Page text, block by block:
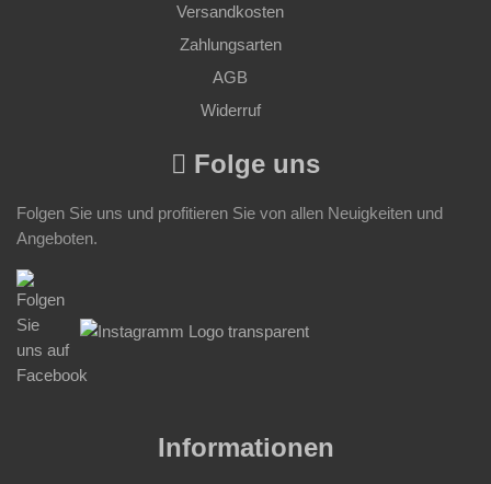
Versandkosten
Zahlungsarten
AGB
Widerruf
Folge uns
Folgen Sie uns und profitieren Sie von allen Neuigkeiten und
Angeboten.
Informationen